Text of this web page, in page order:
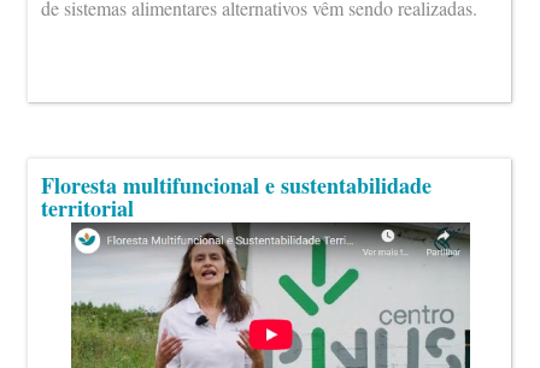
de sistemas alimentares alternativos vêm sendo realizadas.
Floresta multifuncional e sustentabilidade
territorial